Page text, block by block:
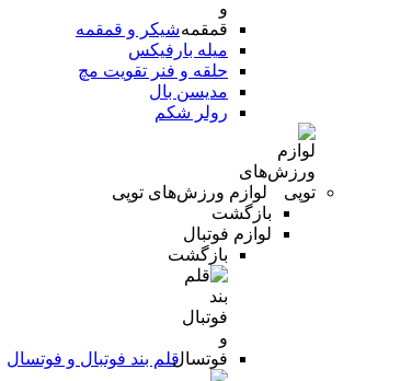
شیکر و قمقمه
میله بارفیکس
حلقه و فنر تقویت مچ
مدیسن بال
رولر شکم
لوازم ورزش‌های توپی
بازگشت
لوازم فوتبال
بازگشت
قلم بند فوتبال و فوتسال